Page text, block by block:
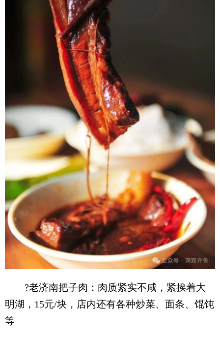
?老济南把子肉：肉质紧实不咸，紧挨着大
明湖，15元/块，店内还有各种炒菜、面条、馄饨
等